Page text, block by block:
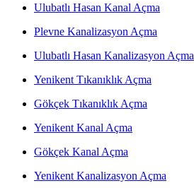
Ulubatlı Hasan Kanal Açma
Plevne Kanalizasyon Açma
Ulubatlı Hasan Kanalizasyon Açma
Yenikent Tıkanıklık Açma
Gökçek Tıkanıklık Açma
Yenikent Kanal Açma
Gökçek Kanal Açma
Yenikent Kanalizasyon Açma